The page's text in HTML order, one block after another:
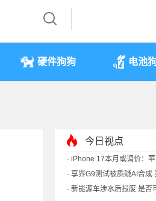
硬件狗狗 电池
今日视点
· iPhone 17本月或调价：
· 享界G9测试被质疑AI合成
· 新能源车涉水后报废 是否